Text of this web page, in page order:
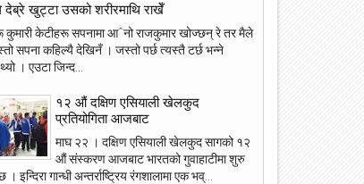
22
May
खुट्टा उसको शरीरमाथि राखेँ
केटीहरू सपनामा आˆनो राजकुमार खोज्छन् रे तर मैले
सपना कहिल्यै देखिनँ । जस्तो पर्छ त्यस्तै टर्छ भन्ने
। एउटा जिन्द...
१२ औं दक्षिण एसियाली खेलकुद
प्रतियोगिता आजबाट
माघ २२ । दक्षिण एसियाली खेलकुद सागको १२
औं संस्करण आजबाट भारतको गुवाहाटीमा शुरु
। इन्दिरा गान्धी अन्तर्राष्ट्रिय रंगशालामा एक भव्...